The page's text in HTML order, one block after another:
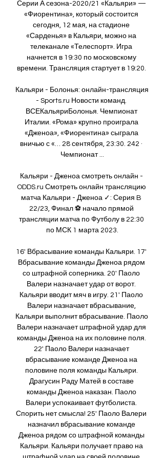
Серии А сезона-2020/21 «Кальяри» —
«Фиорентина», который состоится
сегодня, 12 мая, на стадионе
«Сарденья» в Кальяри, можно на
телеканале «Телеспорт». Игра
начнется в 19:30 по московскому
времени. Трансляция стартует в 19:20.
Кальяри - Болонья: онлайн-трансляция
- Sports.ru Новости команд.
ВСЕКальяриБолонья. Чемпионат
Италии. «Рома» крупно проиграла
«Дженоа», «Фиорентина» сыграла
вничью с «… 28 сентября, 23:30. 242 ·
Чемпионат ...
Кальяри - Дженоа смотреть онлайн -
ODDS.ru Смотреть онлайн трансляцию
матча Кальяри - Дженоа ✓: Серия B
22/23, Финал ⚽ начало прямой
трансляции матча по Футболу в 22:30
по МСК 1 марта 2023.
16' Вбрасывание команды Кальяри. 17'
Вбрасывание команды Дженоа рядом
со штрафной соперника. 20' Паоло
Валери назначает удар от ворот.
Кальяри вводит мяч в игру. 21' Паоло
Валери назначает вбрасывание,
Кальяри выполнит вбрасывание. Паоло
Валери назначает штрафной удар для
команды Дженоа на их половине поля.
22' Паоло Валери назначает
вбрасывание команде Дженоа на
половине поля команды Кальяри.
Драгусин Раду Матей в составе
команды Дженоа наказан. Паоло
Валери успокаивает футболиста.
Спорить нет смысла! 25' Паоло Валери
назначил вбрасывание команде
Дженоа рядом со штрафной команды
Кальяри. Кальяри получает право на